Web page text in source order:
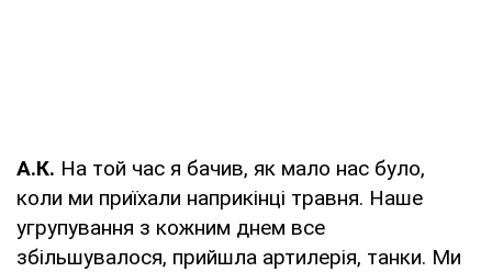
А.К. На той час я бачив, як мало нас було,
коли ми приїхали наприкінці травня. Наше
угрупування з кожним днем все
збільшувалося, прийшла артилерія, танки. Ми